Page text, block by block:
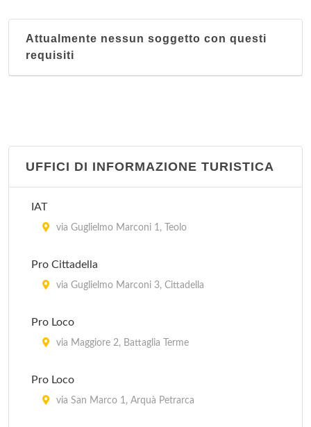
Attualmente nessun soggetto con questi
requisiti
UFFICI DI INFORMAZIONE TURISTICA
IAT
via Guglielmo Marconi 1, Teolo
Pro Cittadella
via Guglielmo Marconi 3, Cittadella
Pro Loco
via Maggiore 2, Battaglia Terme
Pro Loco
via San Marco 1, Arquà Petrarca